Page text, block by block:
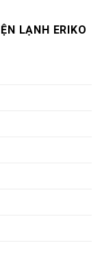
LẠNH ERIKO